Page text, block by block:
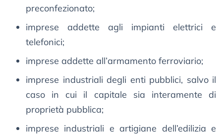
preconfezionato;
imprese addette agli impianti elettrici e
telefonici;
imprese addette all’armamento ferroviario;
imprese industriali degli enti pubblici, salvo il
caso in cui il capitale sia interamente di
proprietà pubblica;
imprese industriali e artigiane dell’edilizia e